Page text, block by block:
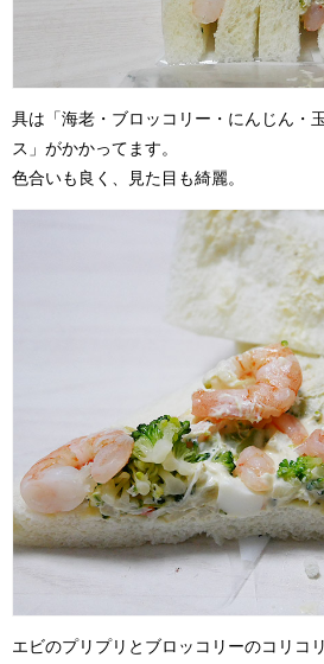
具は「海老・ブロッコリー・にんじん・
ス」がかかってます。
色合いも良く、見た目も綺麗。
エビのプリプリとブロッコリーのコリコ